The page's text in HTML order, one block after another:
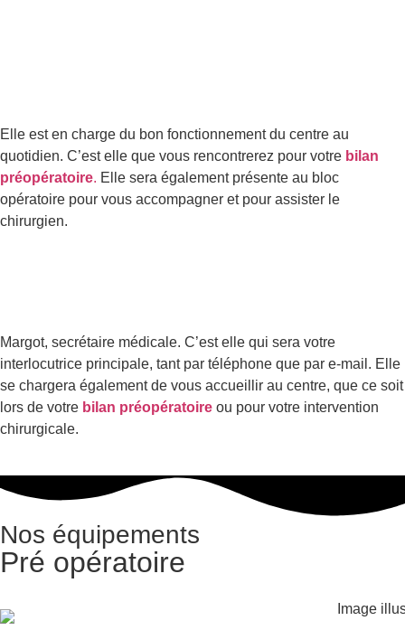
Elle est en charge du bon fonctionnement du centre au
quotidien. C’est elle que vous rencontrerez pour votre bilan
préopératoire. Elle sera également présente au bloc
opératoire pour vous accompagner et pour assister le
chirurgien.
Margot, secrétaire médicale. C’est elle qui sera votre
interlocutrice principale, tant par téléphone que par e-mail. Elle
se chargera également de vous accueillir au centre, que ce soit
lors de votre bilan préopératoire ou pour votre intervention
chirurgicale.
Nos équipements
Pré opératoire